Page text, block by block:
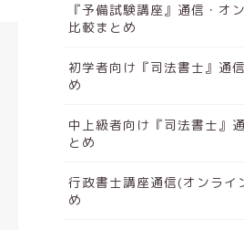
『予備試験講座』通信・オ
比較まとめ
初学者向け『司法書士』通
め
中上級者向け『司法書士』
とめ
行政書士講座通信(オンライ
め